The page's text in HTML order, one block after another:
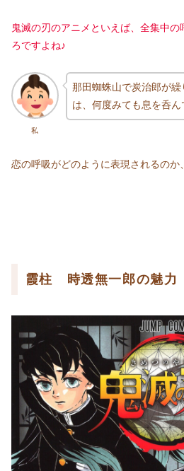
鬼滅の刃のアニメといえば、全集中の
ろですよね♪
私
那田蜘蛛山で炭治郎が
は、何度みても息を呑ん
恋の呼吸がどのように表現されるのか
霞柱 時透無一郎の魅力